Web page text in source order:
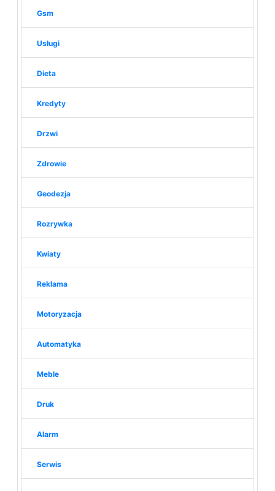
Gsm
Usługi
Dieta
Kredyty
Drzwi
Zdrowie
Geodezja
Rozrywka
Kwiaty
Reklama
Motoryzacja
Automatyka
Meble
Druk
Alarm
Serwis